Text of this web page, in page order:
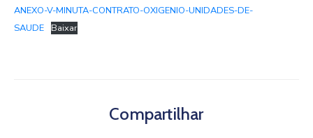
ANEXO-V-MINUTA-CONTRATO-OXIGENIO-UNIDADES-DE-
SAUDE
Baixar
Compartilhar